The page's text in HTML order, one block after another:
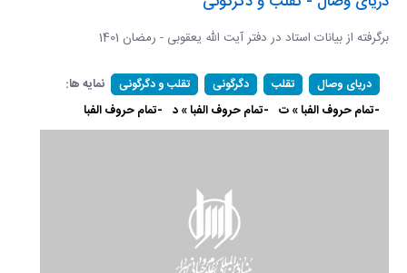
برگرفته از بیانات استاد در دفتر آیت الله یعقوبی - رمضان 1401
دریای وصال تقلب دگرگونی تقلب و دگرگونی
نمایه ها:
-تمام حروف الفبا » ت -تمام حروف الفبا » د -تمام حروف الفبا